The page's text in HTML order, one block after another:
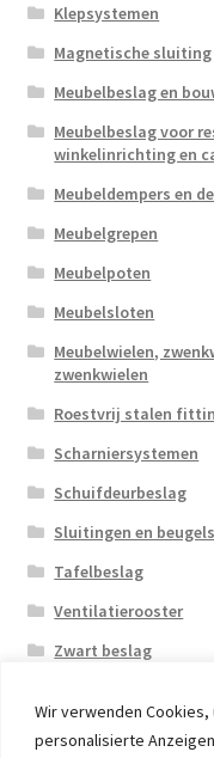
Wir verwenden
personalisierte
Klepsystemen
Magnetische sluiting
Meubelbeslag en
Meubelbeslag voor
winkelinrichting en
Meubeldempers en
Meubelgrepen
Meubelpoten
Meubelsloten
Meubelwielen,
zwenkwielen
Roestvrij stalen
Scharniersystemen
Schuifdeurbeslag
Sluitingen en beugels
Tafelbeslag
Ventilatierooster
Zwart beslag